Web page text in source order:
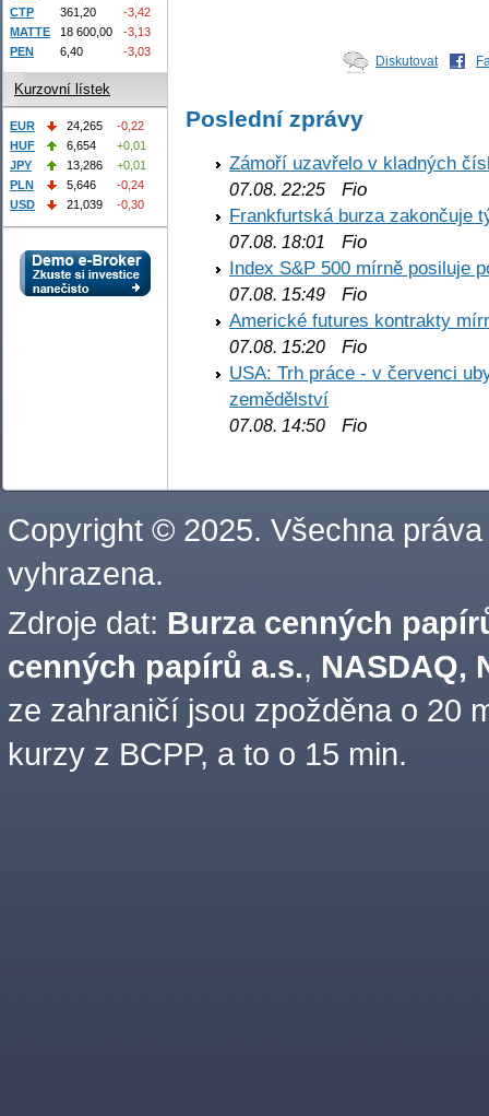
Diskutovat
Poslední zprávy
Zámoří uzavřelo v kladných
07.08. 22:25 Fio
Frankfurtská burza zakončuje
07.08. 18:01
Fio
Index S&P 500 mírně posiluje
07.08. 15:49 Fio
Americké futures kontrakty
07.08. 15:20 Fio
USA: Trh práce - v červenci
zemědělství
07.08. 14:50 Fio
CTP
361,20
-3,42
MATTE
18 600,00
-3,13
PEN
6,40 -3,03
Kurzovní lístek
EUR 24,265
-0,22
HUF
6,654
+0,01
JPY
13,286
+0,01
PLN
5,646
-0,24
USD
21,039 -0,30
Copyright © 2025. Všechna práva
vyhrazena.
Zdroje dat: Burza cenných
cenných papírů a.s., NASDAQ,
ze zahraničí jsou zpožděna o 20
kurzy z BCPP, a to o 15 min.